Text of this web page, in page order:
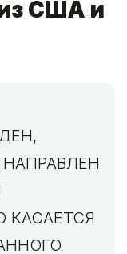
США и
КАСАЕТСЯ